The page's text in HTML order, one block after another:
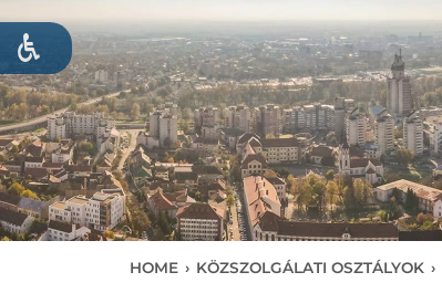
HOME › KÖZSZOLGÁLATI OSZTÁLYOK ›